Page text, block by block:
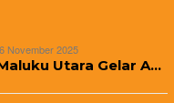
6 November 2025
Utara Gelar A…